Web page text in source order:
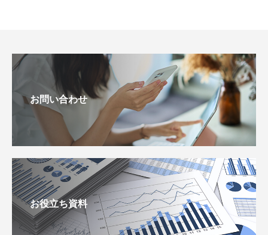
お問い合わせ
お役立ち資料